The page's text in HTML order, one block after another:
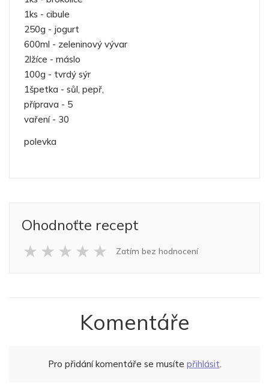
1ks - cibule
250g - jogurt
600ml - zeleninový vývar
2lžíce - máslo
100g - tvrdý sýr
1špetka - sůl, pepř,
příprava - 5
vaření - 30
polevka
Ohodnoťte recept
★ ★ ★ ★ ★ Zatím bez hodnocení
Komentáře
Pro přidání komentáře se musíte přihlásit.